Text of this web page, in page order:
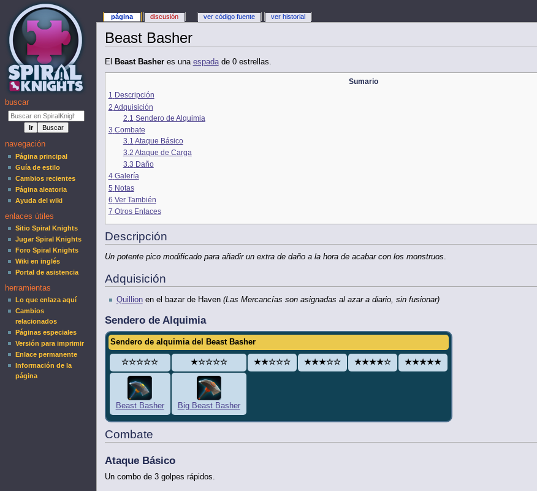
Beast Basher
El Beast Basheres una espadade 0 estrellas.
Sumario
1 Descripción
2 Adquisición
2.1 Sendero de Alquimia
3 Combate
3.1 Ataque Básico
3.2 Ataque de Carga
3.3 Daño
4 Galería
5 Notas
6 Ver También
7 Otros Enlaces
Descripción
Un potente pico modificado para añadir un extra de daño a la hora de acabar con los monstruos.
Adquisición
Quillionen el bazar de Haven (Las Mercancías son asignadas al azar a diario, sin fusionar)
Sendero de Alquimia
Sendero de alquimia del Beast Basher
☆☆☆☆☆ ★☆☆☆☆ ★★☆☆☆ ★★★☆☆ ★★★★☆ ★★★★★
Beast Basher Big Beast Basher
Combate
Ataque Básico
Un combo de 3 golpes rápidos.
página discusión ver código fuente ver historial
buscar
navegación
Página principal
Guía de estilo
Cambios recientes
Página aleatoria
Ayuda del wiki
enlaces útiles
Sitio Spiral Knights
Jugar Spiral Knights
Foro Spiral Knights
Wiki en inglés
Portal de asistencia
herramientas
Lo que enlaza aquí
Cambios
relacionados
Páginas especiales
Versión para imprimir
Enlace permanente
Información de la
página